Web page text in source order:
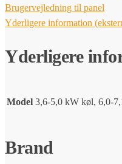
Brugervejledning til panel
Yderligere information
Yderligere
Model 3,6-5,0 kW køl, 6,0-
Brand